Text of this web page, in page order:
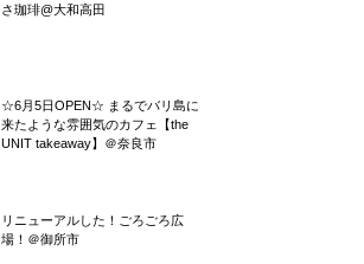
さ珈琲@大和高田
☆6月5日OPEN☆ まるでバリ島に
来たような雰囲気のカフェ【the
UNIT takeaway】＠奈良市
リニューアルした！ごろごろ広
場！＠御所市